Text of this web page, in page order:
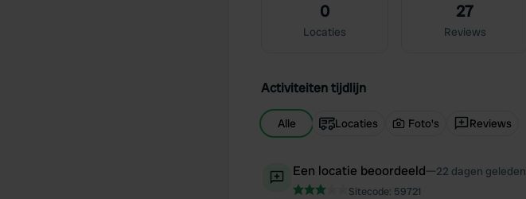
0
Locaties
27
Reviews
Activiteiten tijdlijn
Alle Locaties Foto's Reviews
Een locatie beoordeeld—22 dagen geleden
Sitecode: 59721